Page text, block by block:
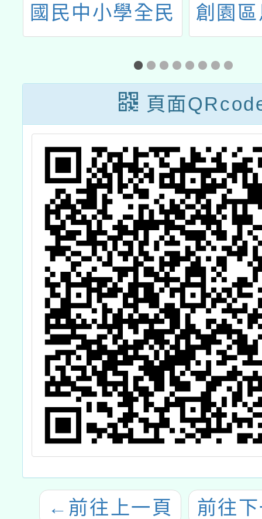
國民中小學全民
國防教育融入式
教學優良教案甄
選實施計畫」1
份
創園
近期
頁面
← 前往上一頁 前往